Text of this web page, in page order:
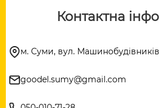
Контактна
м. Суми, вул.
goodel.sumy@gmail.com